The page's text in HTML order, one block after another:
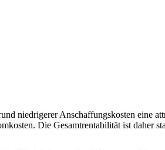
niedrigerer Anschaffungskosten eine
Die Gesamtrentabilität ist daher